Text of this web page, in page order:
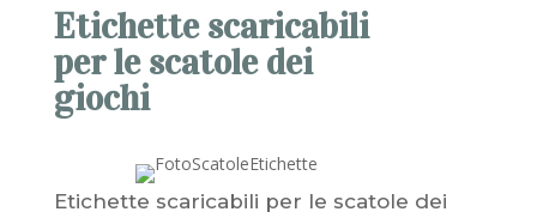
Etichette scaricabili
per le scatole dei
giochi
Etichette scaricabili per le scatole dei